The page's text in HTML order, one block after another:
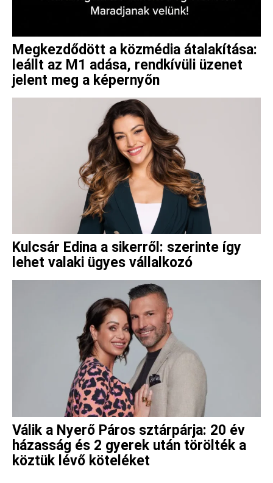
Megkezdődött a közmédia átalakítása:
leállt az M1 adása, rendkívüli üzenet
jelent meg a képernyőn
Kulcsár Edina a sikerről: szerinte így
lehet valaki ügyes vállalkozó
Válik a Nyerő Páros sztárpárja: 20 év
házasság és 2 gyerek után törölték a
köztük lévő köteléket